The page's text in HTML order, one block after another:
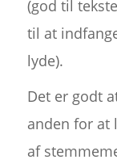
(god til
til at
lyde).
Det er godt
anden for at
af